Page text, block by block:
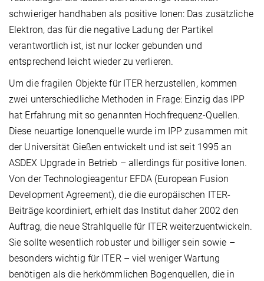
schwieriger handhaben als positive Ionen: Das zusätzliche
Elektron, das für die negative Ladung der Partikel
verantwortlich ist, ist nur locker gebunden und
entsprechend leicht wieder zu verlieren.
Um die fragilen Objekte für ITER herzustellen, kommen
zwei unterschiedliche Methoden in Frage: Einzig das IPP
hat Erfahrung mit so genannten Hochfrequenz-Quellen.
Diese neuartige Ionenquelle wurde im IPP zusammen mit
der Universität Gießen entwickelt und ist seit 1995 an
ASDEX Upgrade in Betrieb – allerdings für positive Ionen.
Von der Technologieagentur EFDA (European Fusion
Development Agreement), die die europäischen ITER-
Beiträge koordiniert, erhielt das Institut daher 2002 den
Auftrag, die neue Strahlquelle für ITER weiterzuentwickeln.
Sie sollte wesentlich robuster und billiger sein sowie –
besonders wichtig für ITER – viel weniger Wartung
benötigen als die herkömmlichen Bogenquellen, die in